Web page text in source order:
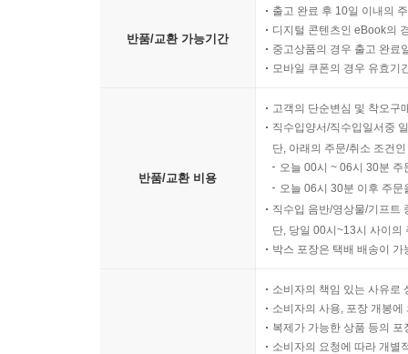
평가라는 말을 들으면 머릿속에 어떤 이미지가
하는지를 체크하고 점수를 매기는 모습이 그려지
트’가 많은 사람이 평가에 대해 가지는 공통된 이
이 되어야 할까? 이는 “평가를 버린 후의 대안은
심에 공통적으로 ‘피드백’이 자리 잡고 있음을 알
--- p.305~306
나는 이 드라마를 보며 ‘승진은 곧 채용’이라는
분명 다르기 때문이다. 팀원이라면 담당 업무를
반품/교환 가능기간
출고 완료 후 10일 이내의
디지털 콘텐츠인 eBook의
중고상품의 경우 출고 완료
모바일 쿠폰의 경우 유효기
반품/교환 비용
고객의 단순변심 및 착오구
직수입양서/직수입일서중
단, 아래의 주문/취소 조건
오늘 00시 ~ 06시 30분
오늘 06시 30분 이후 주
직수입 음반/영상물/기프트
단, 당일 00시~13시 사이의
박스 포장은 택배 배송이
소비자의 책임 있는 사유로
소비자의 사용, 포장 개봉
복제가 가능한 상품 등의
소비자의 요청에 따라 개별